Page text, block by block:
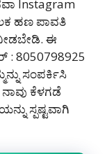
Instagram
ಹಣ ಪಾವತಿ
ಈ
: 8050798925
ಸಂಪರ್ಕಿಸಿ
ಕೆಳಗಡೆ
ಸ್ಪಷ್ಟವಾಗಿ